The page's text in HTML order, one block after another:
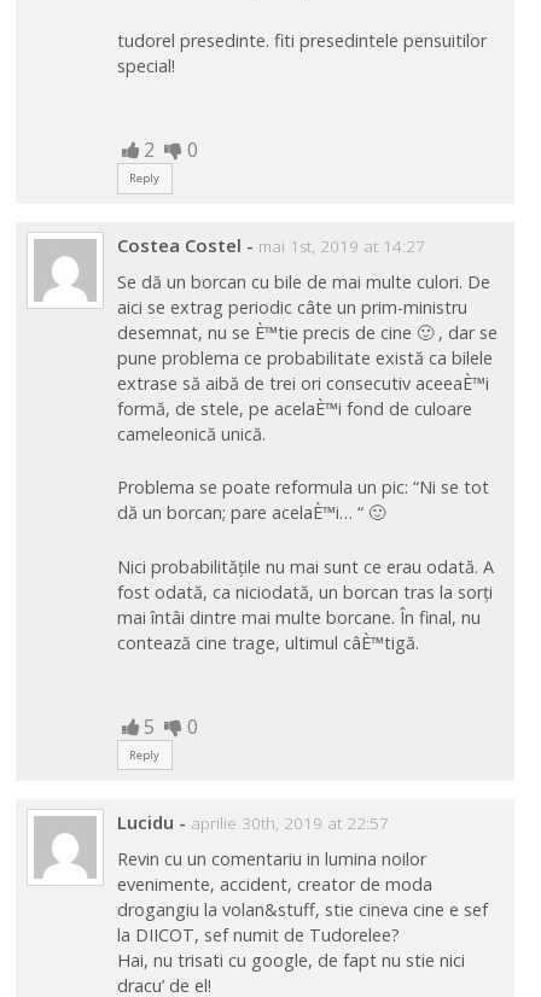
tudorel presedinte. fiti presedintele pensuitilor
special!
2 0
Reply
Costea Costel - mai 1st, 2019 at 14:27
Se dă un borcan cu bile de mai multe culori. De
aici se extrag periodic câte un prim-ministru
desemnat, nu se È™tie precis de cine 🙂 , dar se
pune problema ce probabilitate există ca bilele
extrase să aibă de trei ori consecutiv aceeaÈ™i
formă, de stele, pe acelaÈ™i fond de culoare
cameleonică unică.
Problema se poate reformula un pic: “Ni se tot
dă un borcan; pare acelaÈ™i… “ 🙂
Nici probabilitățile nu mai sunt ce erau odată. A
fost odată, ca niciodată, un borcan tras la sorți
mai întâi dintre mai multe borcane. În final, nu
contează cine trage, ultimul câÈ™tigă.
5 0
Reply
Lucidu - aprilie 30th, 2019 at 22:57
Revin cu un comentariu in lumina noilor
evenimente, accident, creator de moda
drogangiu la volan&stuff, stie cineva cine e sef
la DIICOT, sef numit de Tudorelee?
Hai, nu trisati cu google, de fapt nu stie nici
dracu’ de el!